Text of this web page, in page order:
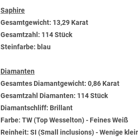
Saphire
Gesamtgewicht: 13,29 Karat
Gesamtzahl: 114 Stück
Steinfarbe: blau
Diamanten
Gesamtes Diamantgewicht: 0,86 Karat
Gesamtzahl Diamanten: 114 Stück
Diamantschliff: Brillant
Farbe: TW (Top Wesselton) - Feines Weiß
Reinheit: SI (Small inclusions) - Wenige